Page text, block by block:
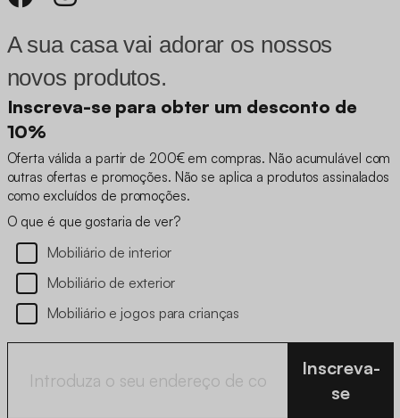
A sua casa vai adorar os nossos
novos produtos.
Inscreva-se para obter um desconto de
10%
Oferta válida a partir de 200€ em compras. Não acumulável com
outras ofertas e promoções. Não se aplica a produtos assinalados
como excluídos de promoções.
O que é que gostaria de ver?
Mobiliário de interior
Mobiliário de exterior
Mobiliário e jogos para crianças
Inscreva-
se